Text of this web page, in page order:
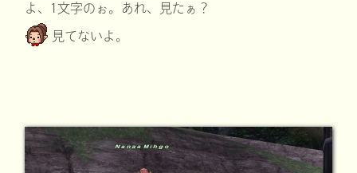
よ、1文字のぉ。あれ、見たぁ？
見てないよ。